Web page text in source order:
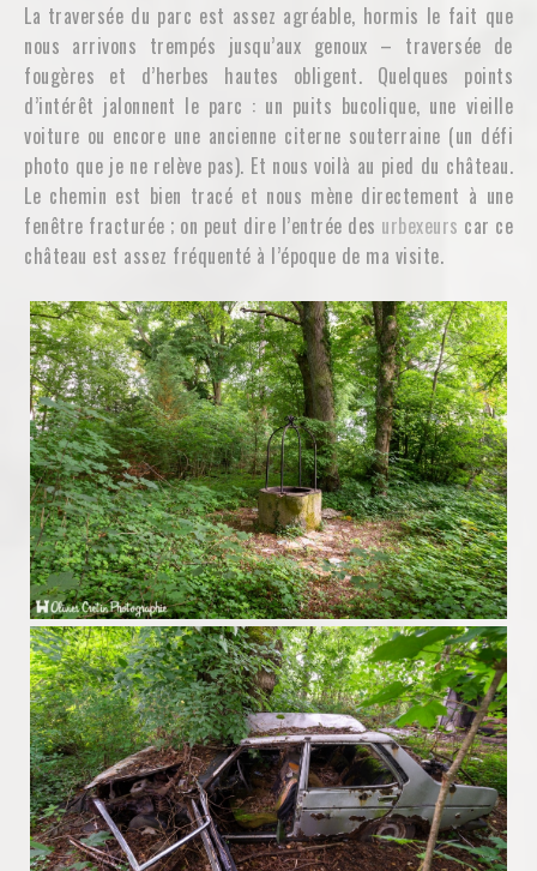
La traversée du parc est assez agréable, hormis le fait que
nous arrivons trempés jusqu’aux genoux – traversée de
fougères et d’herbes hautes obligent. Quelques points
d’intérêt jalonnent le parc : un puits bucolique, une vieille
voiture ou encore une ancienne citerne souterraine (un défi
photo que je ne relève pas). Et nous voilà au pied du château.
Le chemin est bien tracé et nous mène directement à une
fenêtre fracturée ; on peut dire l’entrée des urbexeurs car ce
château est assez fréquenté à l’époque de ma visite.